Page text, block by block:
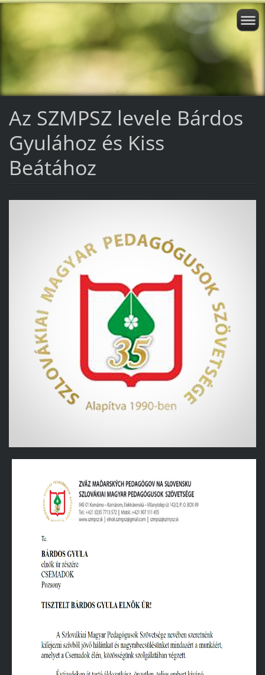
Az SZMPSZ levele Bárdos
Gyulához és Kiss
Beátához